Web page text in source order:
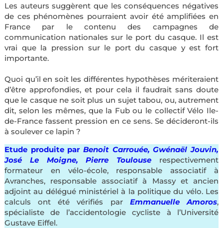
Les auteurs suggèrent que les conséquences négatives
de ces phénomènes pourraient avoir été amplifiées en
France par le contenu des campagnes de
communication nationales sur le port du casque. Il est
vrai que la pression sur le port du casque y est fort
importante.
Quoi qu’il en soit les différentes hypothèses mériteraient
d’être approfondies, et pour cela il faudrait sans doute
que le casque ne soit plus un sujet tabou, ou, autrement
dit, selon les mêmes, que la Fub ou le collectif Vélo Ile-
de-France fassent pression en ce sens. Se décideront-ils
à soulever ce lapin ?
Etude produite par Benoit Carrouée, Gwénaël Jouvin,
José Le Moigne, Pierre Toulouse respectivement
formateur en vélo-école, responsable associatif à
Avranches, responsable associatif à Massy et ancien
adjoint au délégué ministériel à la politique du vélo. Les
calculs ont été vérifiés par Emmanuelle Amoros,
spécialiste de l’accidentologie cycliste à l’Université
Gustave Eiffel.